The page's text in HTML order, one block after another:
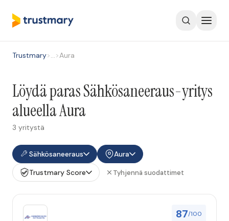
Trustmary>…>Aura
Löydä paras Sähkösaneeraus-yritys
alueella Aura
3 yritystä
Sähkösaneeraus
Aura
Trustmary Score
Tyhjennä suodattimet
87/100